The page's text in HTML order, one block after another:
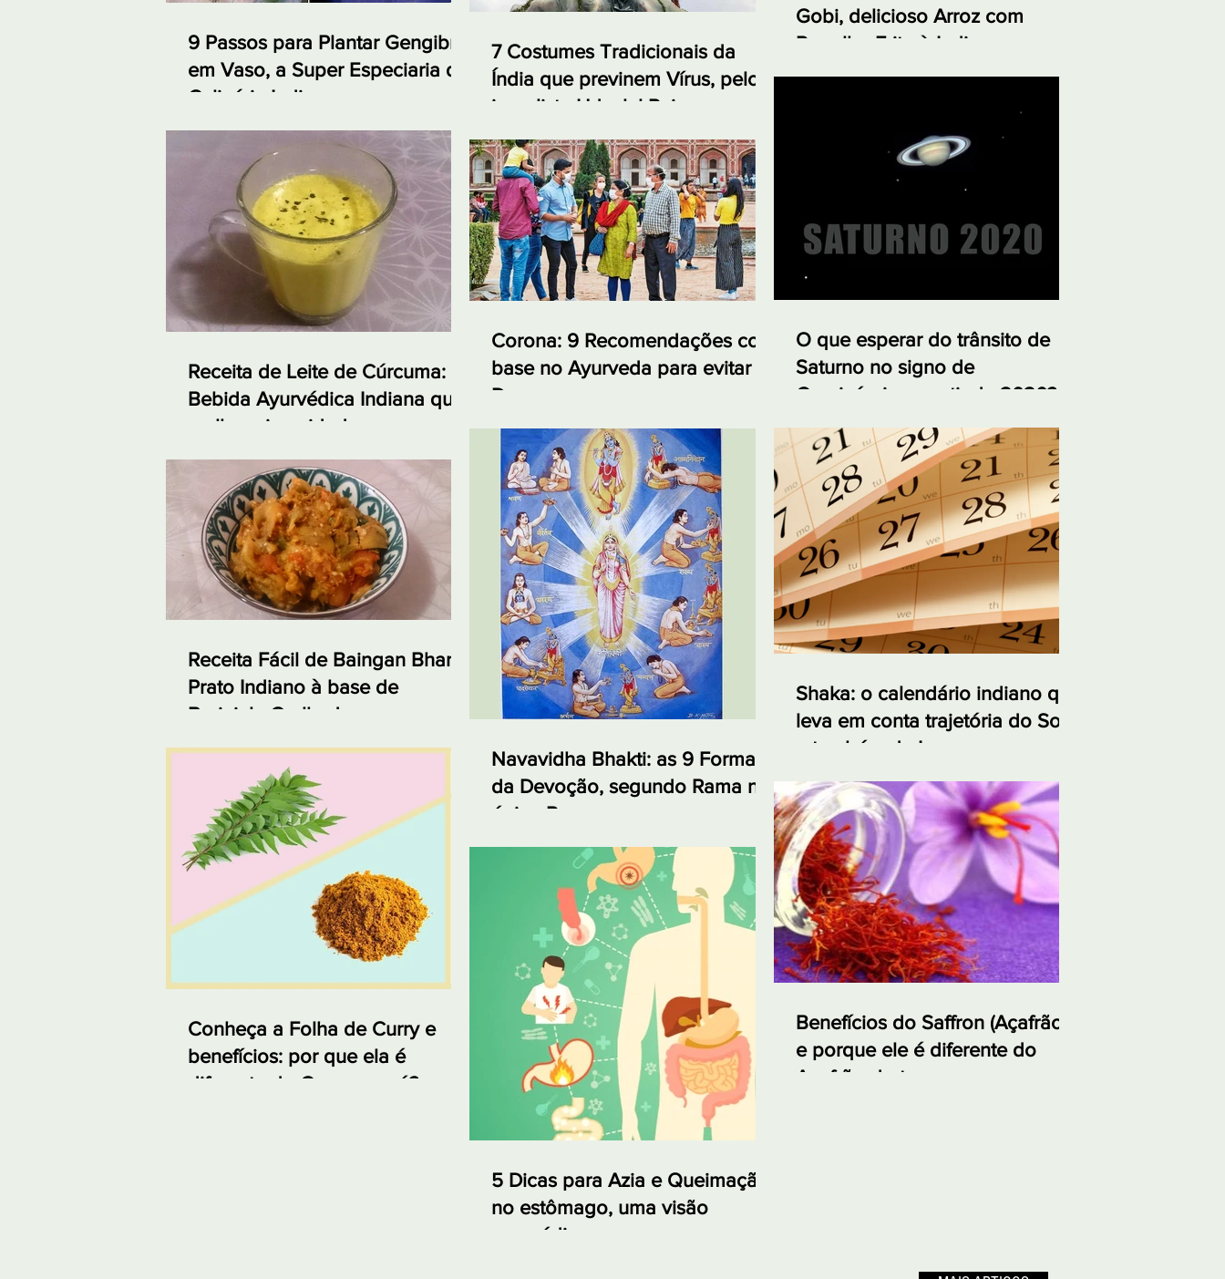
9 Passos para Plantar Gengibre
em Vaso, a Super Especiaria da
Culinária Indiana
7 Costumes Tradicionais da
Índia que previnem Vírus, pelo
jornalista Udaylal Pai
Gobi, delicioso Arroz com
Repolho Frito à Indiana
Receita de Leite de Cúrcuma:
Bebida Ayurvédica Indiana que
melhora imunidade
Corona: 9 Recomendações com
base no Ayurveda para evitar a
Doença
O que esperar do trânsito de
Saturno no signo de
Capricórnio a partir de 2020?
Receita Fácil de Baingan Bharta,
Prato Indiano à base de
Berinjela Grelhada
Navavidha Bhakti: as 9 Formas
da Devoção, segundo Rama no
épico Ramayana
Shaka: o calendário indiano que
leva em conta trajetória do Sol
e também da Lua
Conheça a Folha de Curry e
benefícios: por que ela é
diferente do Curry em pó?
5 Dicas para Azia e Queimação
no estômago, uma visão
ayurvédica
Benefícios do Saffron (Açafrão)
e porque ele é diferente do
Açafrão-da-terra